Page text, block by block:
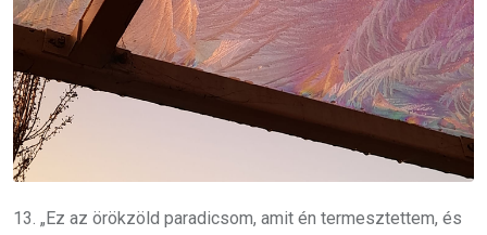
13. „Ez az örökzöld paradicsom, amit én termesztettem, és